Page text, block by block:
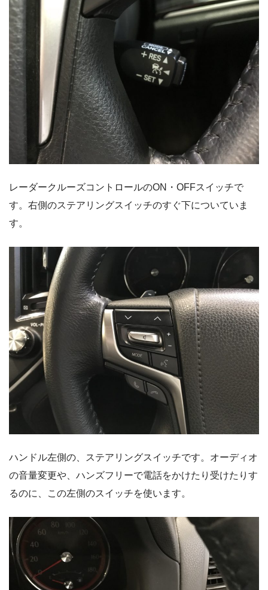
レーダークルーズコントロールのON・OFFスイッチで
す。右側のステアリングスイッチのすぐ下についていま
す。
ハンドル左側の、ステアリングスイッチです。オーディオ
の音量変更や、ハンズフリーで電話をかけたり受けたりす
るのに、この左側のスイッチを使います。